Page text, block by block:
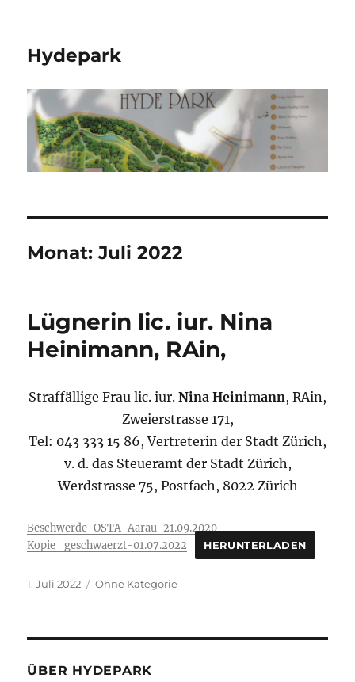
Hydepark
Monat:Juli 2022
Lügnerin lic. iur. Nina
Heinimann, RAin,
Straffällige Frau lic. iur. Nina Heinimann, RAin,
Zweierstrasse 171,
Tel: 043 333 15 86, Vertreterin der Stadt Zürich,
v. d. das Steueramt der Stadt Zürich,
Werdstrasse 75, Postfach, 8022 Zürich
Beschwerde-OSTA-Aarau-21.09.2020-
Kopie_geschwaerzt-01.07.2022
HERUNTERLADEN
Veröffentlicht
1. Juli 2022 Kategorien
Ohne Kategorie
ÜBER HYDEPARK